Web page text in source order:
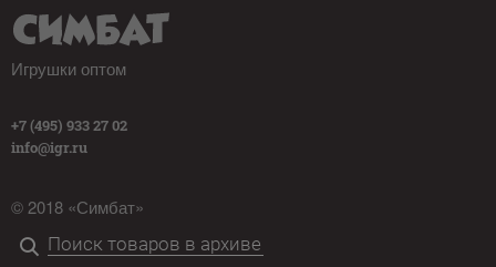
Игрушки оптом
+7 (495) 933 27 02
info@igr.ru
© 2018 «Симбат»